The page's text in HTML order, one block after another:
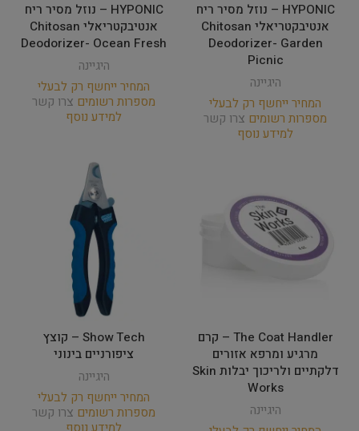
HYPONIC – נוזל מסיר ריח
אנטיבקטריאלי Chitosan
Deodorizer- Garden
Picnic
היגיינה
המחיר ייחשף רק לבעלי
מספרות רשומים צרו קשר
למידע נוסף
HYPONIC – נוזל מסיר ריח
אנטיבקטריאלי Chitosan
Deodorizer- Ocean Fresh
היגיינה
המחיר ייחשף רק לבעלי
מספרות רשומים צרו קשר
למידע נוסף
The Coat Handler – קרם
מרגיע ומרפא אזורים
דלקתיים ולריכוך יבלות Skin
Works
היגיינה
Show Tech – קוצץ
ציפורניים בינוני
היגיינה
המחיר ייחשף רק לבעלי
מספרות רשומים צרו קשר